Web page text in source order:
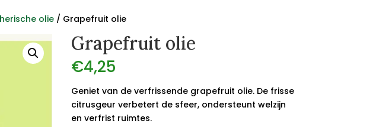
olie/ Grapefruit olie
Grapefruit olie
€4,25
Geniet van de verfrissende grapefruit olie. De frisse
citrusgeur verbetert de sfeer, ondersteunt welzijn
en verfrist ruimtes.